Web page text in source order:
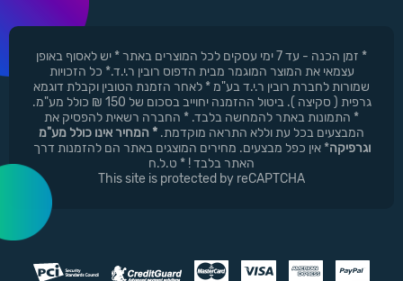
* זמן הכנה - עד 7 ימי עסקים לכל המוצרים באתר * יש לאסוף באופן
עצמאי את המוצר המוגמר מבית הדפוס רובין ר.י.ד.* כל הזכויות
שמורות לחברת רובין ר.י.ד בע"מ * לאחר הזמנת הטובין וקבלת דוגמא
גרפית ( סקיצה ). ביטול ההזמנה יחוייב בסכום של 150 ₪ כולל מע"מ.
* התמונות באתר להמחשה בלבד. * החברה רשאית להפסיק את
המבצעים בכל עת וללא התראה מוקדמת. * המחיר אינו כולל מע"מ
וגרפיקה* אין כפל מבצעים. מחירים המוצגים באתר הם להזמנות דרך
האתר בלבד ! * ט.ל.ח
This site is protected by reCAPTCHA